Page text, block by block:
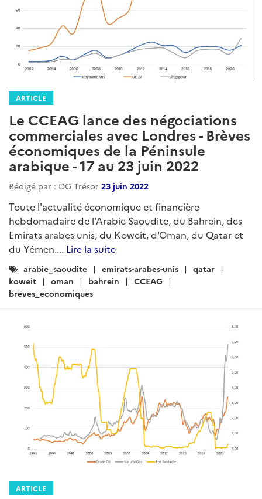
ARTICLE
Le CCEAG lance des négociations
commerciales avec Londres - Brèves
économiques de la Péninsule
arabique - 17 au 23 juin 2022
Rédigé par : DG Trésor 23 juin 2022
Toute l'actualité économique et financière
hebdomadaire de l'Arabie Saoudite, du Bahrein, des
Emirats arabes unis, du Koweit, d'Oman, du Qatar et
du Yémen.... Lire la suite
Catégories
:
arabie_saoudite emirats-arabes-unis
qatar
koweit
oman bahrein
CCEAG
breves_economiques
ARTICLE